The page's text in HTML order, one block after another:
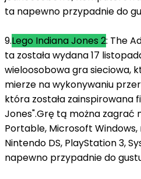
ta napewno przypadnie do
9.Lego Indiana Jones 2: The
ta została wydana 17
wieloosobowa gra sieciowa,
mierze na wykonywaniu
która została zainspirowana
Jones".Grę tą można zagrać
Portable, Microsoft Windows,
Nintendo DS, PlayStation 3,
napewno przypadnie do